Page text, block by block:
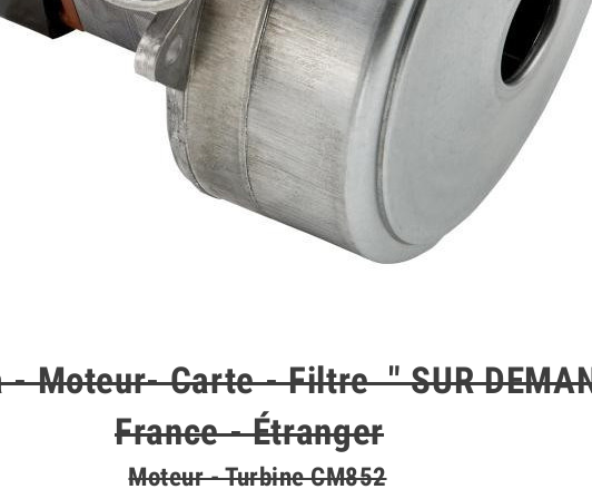
Moteur- Carte - Filtre " SUR
France - Étranger
Moteur - Turbine CM852